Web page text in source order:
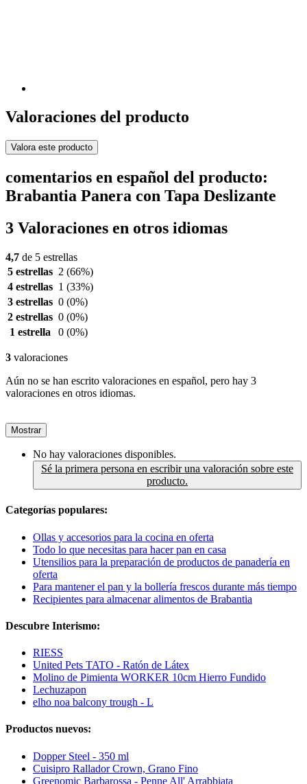
Valoraciones del producto
Valora este producto
comentarios en español del producto:
Brabantia Panera con Tapa Deslizante
3 Valoraciones en otros idiomas
4,7 de 5 estrellas
5 estrellas 2 (66%)
4 estrellas 1 (33%)
3 estrellas 0 (0%)
2 estrellas 0 (0%)
1 estrella
0 (0%)
3 valoraciones
Aún no se han escrito valoraciones en español, pero hay 3
valoraciones en otros idiomas.
Mostrar
No hay valoraciones disponibles.
Sé la primera persona en escribir una valoración sobre este
producto.
Categorías populares:
Ollas y accesorios para la cocina en oferta
Todo lo que necesitas para hacer pan en casa
Utensilios para la preparación de productos de panadería en
oferta
Para mantener el pan y la bollería frescos durante más tiempo
Recipientes para almacenar alimentos de Brabantia
Descubre Interismo:
RIESS
United Pets TATO - Ratón de Látex
Molino de Pimienta WORKER 10cm Hierro Fundido
Lechuzapon
elho noa balcony trough - L
Productos nuevos:
Dopper Steel - 350 ml
Cuisipro Rallador Crown, Grano Fino
Greenomic Barbarossa - Penne All' Arrabbiata